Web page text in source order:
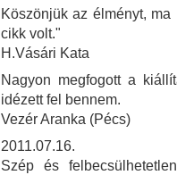
Köszönjük az élményt,
cikk volt."
H.Vásári Kata
Nagyon megfogott a
idézett fel bennem.
Vezér Aranka (Pécs)
2011.07.16.
Szép és